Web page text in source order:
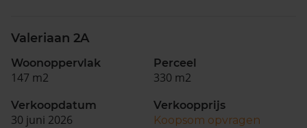
Valeriaan 2A
Woonoppervlak
147 m2
Perceel
330 m2
Verkoopdatum
30 juni 2026
Verkoopprijs
Koopsom opvragen